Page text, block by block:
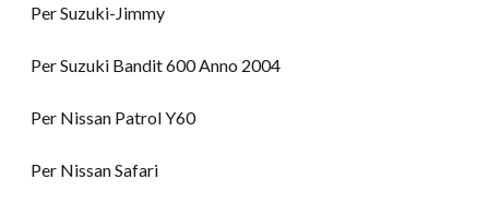
Per Suzuki-Jimmy
Per Suzuki Bandit 600 Anno 2004
Per Nissan Patrol Y60
Per Nissan Safari